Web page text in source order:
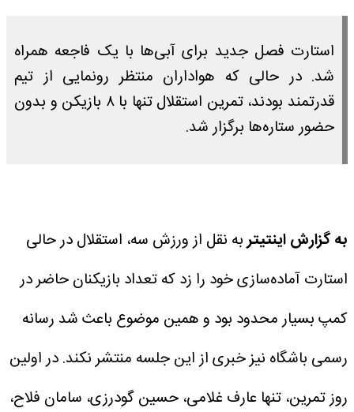
استارت فصل جدید برای آبی‌ها با یک فاجعه همراه
شد. در حالی که هواداران منتظر رونمایی از تیم
قدرتمند بودند، تمرین استقلال تنها با ۸ بازیکن و بدون
حضور ستاره‌ها برگزار شد.
به گزارش اینتیتربه نقل از ورزش سه، استقلال در حالی
استارت آماده‌سازی خود را زد که تعداد بازیکنان حاضر در
کمپ بسیار محدود بود و همین موضوع باعث شد رسانه
رسمی باشگاه نیز خبری از این جلسه منتشر نکند. در اولین
روز تمرین، تنها عارف غلامی، حسین گودرزی، سامان فلاح،